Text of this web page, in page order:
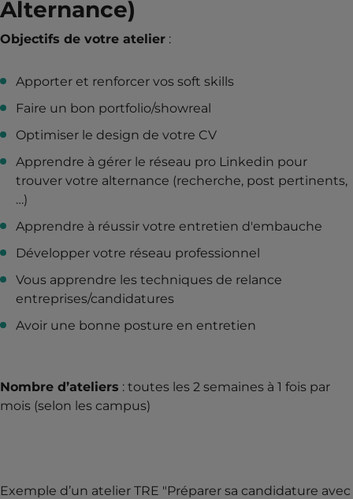
Alternance)
Objectifs de votre atelier :
Apporter et renforcer vos soft skills
Faire un bon portfolio/showreal
Optimiser le design de votre CV
Apprendre à gérer le réseau pro Linkedin pour
trouver votre alternance (recherche, post pertinents,
…)
Apprendre à réussir votre entretien d'embauche
Développer votre réseau professionnel
Vous apprendre les techniques de relance
entreprises/candidatures
Avoir une bonne posture en entretien
Nombre d’ateliers : toutes les 2 semaines à 1 fois par
mois (selon les campus)
Exemple d’un atelier TRE "Préparer sa candidature avec